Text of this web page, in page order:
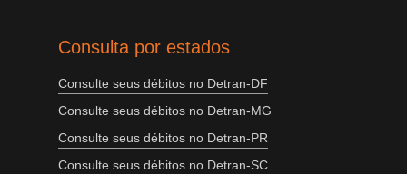
Consulta por estados
Consulte seus débitos no Detran-DF
Consulte seus débitos no Detran-MG
Consulte seus débitos no Detran-PR
Consulte seus débitos no Detran-SC